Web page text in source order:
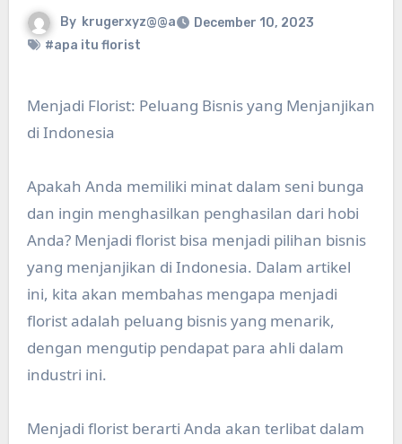
By krugerxyz@@a
December 10, 2023
#apa itu florist
Menjadi Florist: Peluang Bisnis yang Menjanjikan
di Indonesia
Apakah Anda memiliki minat dalam seni bunga
dan ingin menghasilkan penghasilan dari hobi
Anda? Menjadi florist bisa menjadi pilihan bisnis
yang menjanjikan di Indonesia. Dalam artikel
ini, kita akan membahas mengapa menjadi
florist adalah peluang bisnis yang menarik,
dengan mengutip pendapat para ahli dalam
industri ini.
Menjadi florist berarti Anda akan terlibat dalam